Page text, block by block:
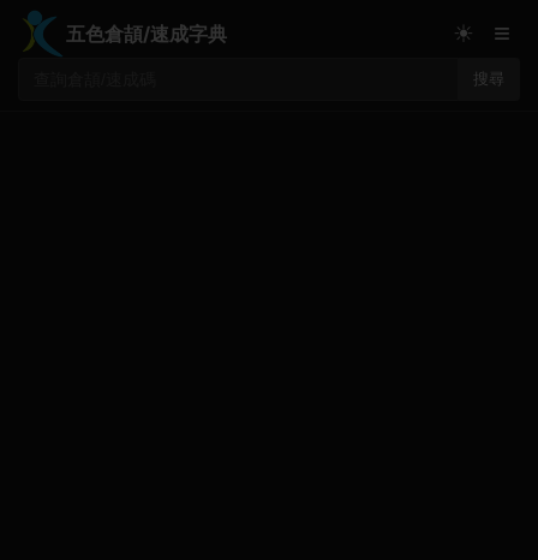
五色倉頡/速成字典
搜尋
☀ ≡